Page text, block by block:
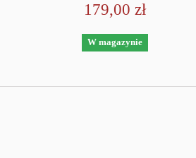
179,00 zł
W magazynie